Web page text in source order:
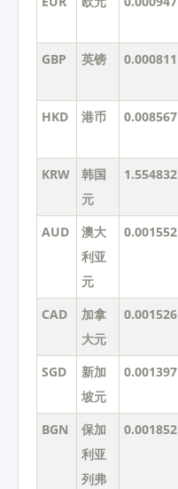
GBP 英镑 0.000811
HKD 港币 0.008567
KRW
韩国
元
1.554832
AUD
澳大
利亚
元
0.001552
CAD
加拿
大元
0.001526
SGD
新加
坡元
0.001397
BGN
保加
利亚
列弗
0.001852